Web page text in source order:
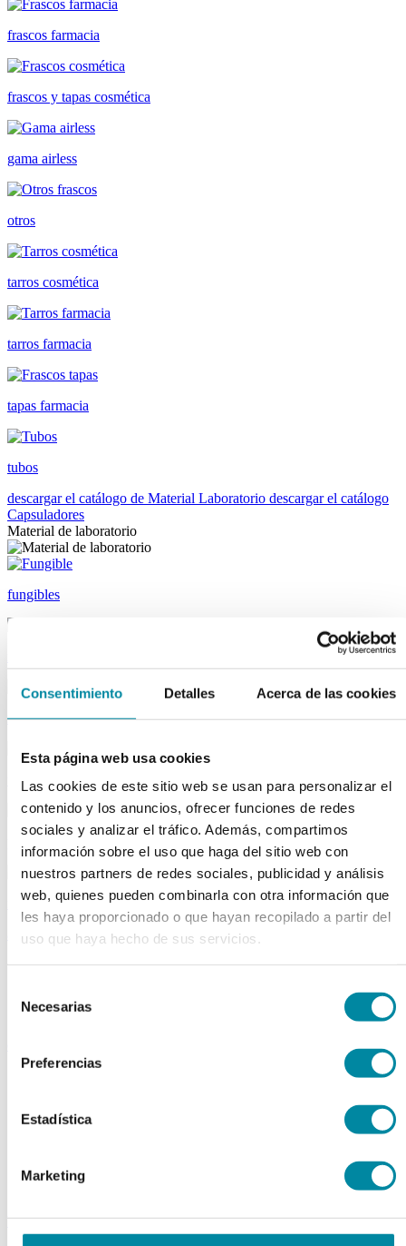
Consentimiento Detalles Acerca de las cookies
Esta página web usa cookies
Las cookies de este sitio web se usan para personalizar el
contenido y los anuncios, ofrecer funciones de redes
sociales y analizar el tráfico. Además, compartimos
información sobre el uso que haga del sitio web con
nuestros partners de redes sociales, publicidad y análisis
web, quienes pueden combinarla con otra información que
les haya proporcionado o que hayan recopilado a partir del
uso que haya hecho de sus servicios.
Necesarias
Preferencias
Estadística
Marketing
frascos farmacia
frascos y tapas cosmética
gama airless
otros
tarros cosmética
tarros farmacia
tapas farmacia
tubos
descargar el catálogo de Material Laboratorio descargar el catálogo
Capsuladores
Material de laboratorio
fungibles
material aparatos
utillaje
publicaciones
reactivos
activos
Vitaminas
Principios Activos Cosméticos
Principios Activos Farmacéuticos Especiales
Disolventes
Tensioactivos
bases y jarabes